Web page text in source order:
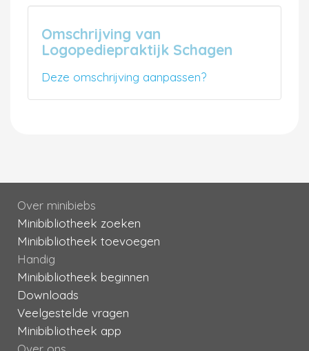
Omschrijving van
Logopediepraktijk Schagen
Deze omschrijving aanpassen?
Over minibiebs
Minibibliotheek zoeken
Minibibliotheek toevoegen
Handig
Minibibliotheek beginnen
Downloads
Veelgestelde vragen
Minibibliotheek app